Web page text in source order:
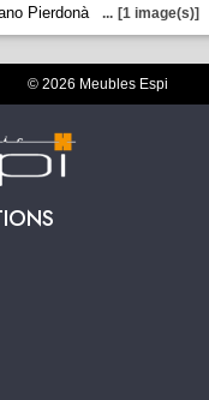
Pierdonà
... [1 image(s)]
© 2026 Meubles Espi